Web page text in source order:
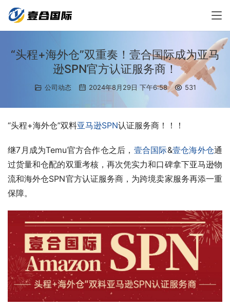
“头程+海外仓”双重奏！壹合国际成为亚马
逊SPN官方认证服务商！
公司动态 2024年8月29日 下午6:58 531
“头程+海外仓”双料亚马逊SPN认证服务商！！！
继7月成为Temu官方合作仓之后， 壹合国际&壹仓海外仓通
过货量和仓配的双重考核，再次凭实力和口碑拿下亚马逊物
流和海外仓SPN官方认证服务商，为跨境卖家服务再添一重
保障。